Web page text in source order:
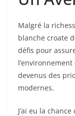
Malgré la
blanche croate
défis pour
devenus des
modernes.
J’ai eu la